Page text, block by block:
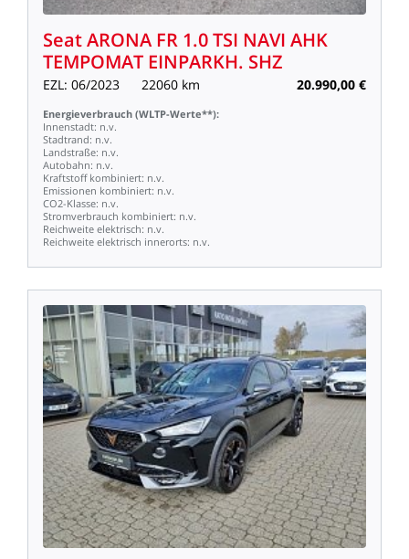
SeatARONA FR 1.0TSI NAVI AHK
TEMPOMAT EINPARKH. SHZ
EZL: 06/2023 22060 km 20.990,00 €
Energieverbrauch (WLTP-Werte**):
Innenstadt: n.v.
Stadtrand: n.v.
Landstraße: n.v.
Autobahn: n.v.
Kraftstoff kombiniert: n.v.
Emissionen kombiniert: n.v.
CO2-Klasse: n.v.
Stromverbrauch kombiniert: n.v.
Reichweite elektrisch: n.v.
Reichweite elektrisch innerorts: n.v.